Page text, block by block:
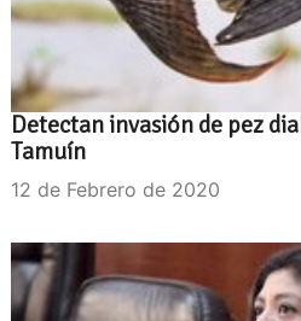
Detectan invasión de pez
Tamuín
12 de Febrero de 2020